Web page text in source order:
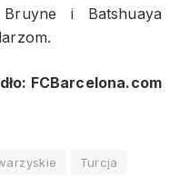
i Batshuaya
FCBarcelona.com
Turcja